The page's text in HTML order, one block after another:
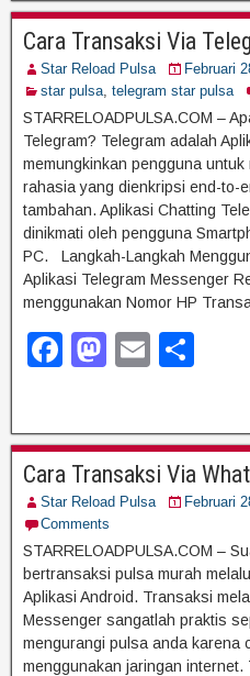
e
b
o
o
k
o
d
o
n
e
Cara Transaksi Via
Star Reload Pulsa
Februari
star pulsa telegram star pulsa
STARRELOADPULSA.COM –
Telegram? Telegram adalah
memungkinkan pengguna
rahasia yang dienkripsi end-to-
tambahan. Aplikasi Chatting
dinikmati oleh pengguna
PC. Langkah-Langkah
Aplikasi Telegram Messenger
menggunakan Nomor HP
F
e
b
o
o
k
M
o
d
o
n
E
e
Cara Transaksi Via
Star Reload Pulsa Februari
Comments
STARRELOADPULSA.COM –
bertransaksi pulsa murah
Aplikasi Android. Transaksi
Messenger sangatlah praktis
mengurangi pulsa anda karena
menggunakan jaringan